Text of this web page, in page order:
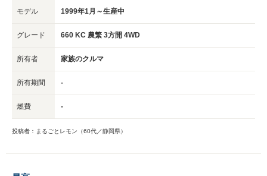
モデル 1999年1月～生産中
グレード 660 KC 農繁 3方開 4WD
所有者 家族のクルマ
所有期間 -
燃費 -
投稿者：まるごとレモン（60代／静岡県）